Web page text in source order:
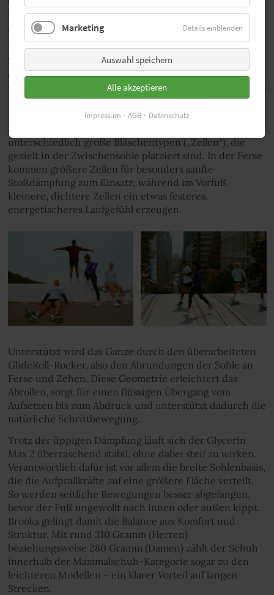
überraschend hoher Stabilität und einer dynamischen
Abrollbewegung.
Wie schon beim Vorgänger setzt Brooks auf den DNA-
Tuned-Dämpfungsschaum, ein EVA-basiertes Material,
das unter hohem Druck mit Stickstoff aufgeschäumt
wird. Die feinen Gasbläschen im Inneren sorgen für eine
Mischung aus weicher Landung und spürbarer
Reaktivität. Besonders charakteristisch für den Glycerin
Max 2 ist das sogenannte Dual-Cell-Cushioning: zwei
unterschiedlich große Bläschentypen („Zellen“), die
gezielt in der Zwischensohle platziert sind. In der Ferse
kommen größere Zellen für besonders sanfte
Stoßdämpfung zum Einsatz, während im Vorfuß
kleinere, dichtere Zellen ein etwas festeres,
energetischeres Laufgefühl erzeugen.
Unterstützt wird das Ganze durch den überarbeiteten
GlideRoll-Rocker, also den Abrundungen der Sohle an
Ferse und Zehen. Diese Geometrie erleichtert das
Abrollen, sorgt für einen flüssigen Übergang vom
Aufsetzen bis zum Abdruck und unterstützt dadurch die
natürliche Schrittbewegung.
Trotz der üppigen Dämpfung läuft sich der Glycerin
Max 2 überraschend stabil, ohne dabei steif zu wirken.
Verantwortlich dafür ist vor allem die breite Sohlenbasis,
die die Aufprallkräfte auf eine größere Fläche verteilt.
So werden seitliche Bewegungen besser abgefangen,
bevor der Fuß ungewollt nach innen oder außen kippt.
Brooks gelingt damit die Balance aus Komfort und
Struktur. Mit rund 310 Gramm (Herren)
beziehungsweise 280 Gramm (Damen) zählt der Schuh
innerhalb der Maximalschuh-Kategorie sogar zu den
leichteren Modellen – ein klarer Vorteil auf langen
Strecken.
Marketing Details einblenden
Auswahl speichern
Alle akzeptieren
Impressum AGB Datenschutz